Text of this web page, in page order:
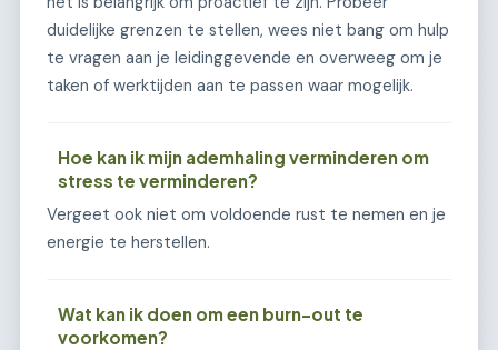
duidelijke grenzen te stellen, wees niet bang om hulp
te vragen aan je leidinggevende en overweeg om je
taken of werktijden aan te passen waar mogelijk.
Hoe kan ik mijn ademhaling verminderen om
stress te verminderen?
Vergeet ook niet om voldoende rust te nemen en je
energie te herstellen.
Wat kan ik doen om een burn-out te
voorkomen?